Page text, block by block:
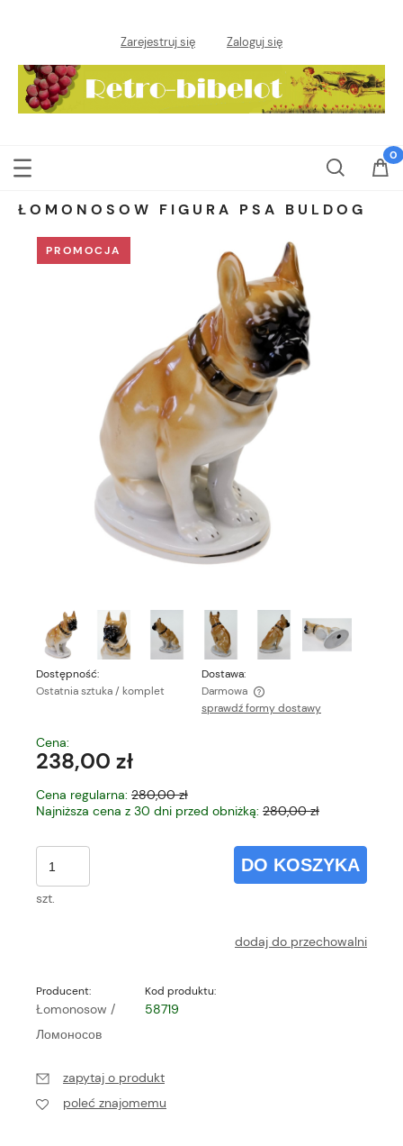
Zarejestruj się Zaloguj się
ŁOMONOSOW FIGURA PSA BULDOG
PROMOCJA
Dostępność:
Ostatnia sztuka / komplet
Dostawa:
Darmowa
Cena nie zawiera ewentualnych kosztów płatności
sprawdź formy dostawy
Cena:
238,00 zł
Cena regularna: 280,00 zł
Najniższa cena z 30 dni przed obniżką: 280,00 zł
szt.
DO KOSZYKA
dodaj do przechowalni
Producent:
Łomonosow /
Ломоносов
Kod produktu:
58719
zapytaj o produkt
poleć znajomemu